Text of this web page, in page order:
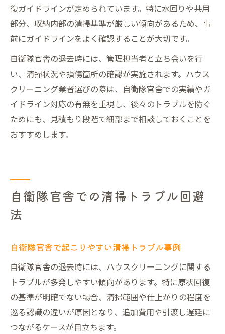
復ガイドラインが定められています。特に水回りや共用
部分、収納内部の清掃基準が厳しい傾向があるため、事
前にガイドラインをよく確認することが大切です。
自衛隊官舎の退去時には、管理担当者と立ち会いを行
い、清掃状況や損傷箇所の確認が実施されます。ハウス
クリーニング業者選びの際は、自衛隊官舎での実績やガ
イドライン対応の有無を重視し、後々のトラブルを防ぐ
ためにも、見積もり段階で細部まで相談しておくことを
おすすめします。
自衛隊官舎での清掃トラブル回避
法
自衛隊官舎で起こりやすい清掃トラブル事例
自衛隊官舎の退去時には、ハウスクリーニングに関する
トラブルが多発しやすい傾向があります。特に原状回復
の基準が明確でない場合、清掃範囲や仕上がりの程度を
巡る認識の違いが原因となり、追加費用や引渡し遅延に
つながるケースが目立ちます。